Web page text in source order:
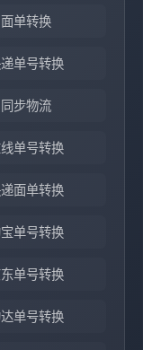
面单转换
单号转换
同步物流
单号转换
面单转换
单号转换
单号转换
单号转换